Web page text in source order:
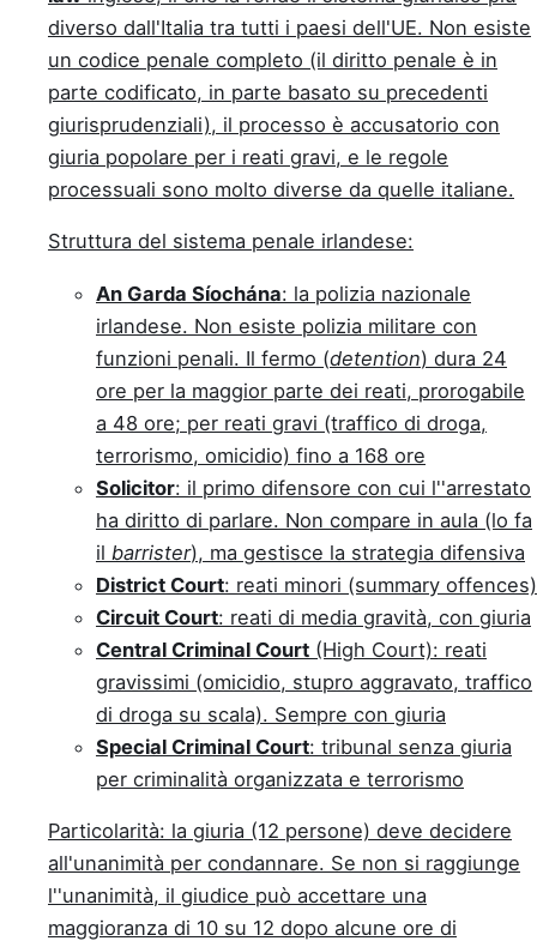
diverso dall'Italia tra tutti i paesi dell'UE. Non esiste
un codice penale completo (il diritto penale è in
parte codificato, in parte basato su precedenti
giurisprudenziali), il processo è accusatorio con
giuria popolare per i reati gravi, e le regole
processuali sono molto diverse da quelle italiane.
Struttura del sistema penale irlandese:
An Garda Síochána: la polizia nazionale
irlandese. Non esiste polizia militare con
funzioni penali. Il fermo (detention) dura 24
ore per la maggior parte dei reati, prorogabile
a 48 ore; per reati gravi (traffico di droga,
terrorismo, omicidio) fino a 168 ore
Solicitor: il primo difensore con cui l''arrestato
ha diritto di parlare. Non compare in aula (lo fa
il barrister), ma gestisce la strategia difensiva
District Court: reati minori (summary offences)
Circuit Court: reati di media gravità, con giuria
Central Criminal Court (High Court): reati
gravissimi (omicidio, stupro aggravato, traffico
di droga su scala). Sempre con giuria
Special Criminal Court: tribunal senza giuria
per criminalità organizzata e terrorismo
Particolarità: la giuria (12 persone) deve decidere
all'unanimità per condannare. Se non si raggiunge
l''unanimità, il giudice può accettare una
maggioranza di 10 su 12 dopo alcune ore di